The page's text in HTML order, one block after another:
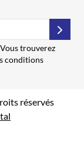
trouverez
conditions
réservés